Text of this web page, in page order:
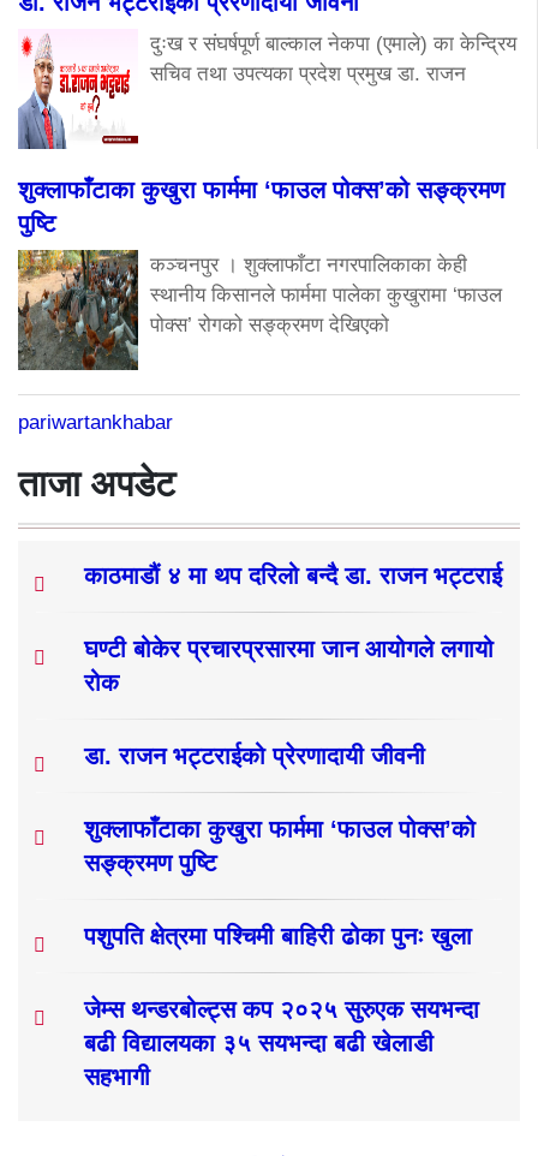
दुःख र संघर्षपूर्ण बाल्काल नेकपा (एमाले) का केन्द्रिय
सचिव तथा उपत्यका प्रदेश प्रमुख डा. राजन
शुक्लाफाँटाका कुखुरा फार्ममा ‘फाउल पोक्स’को सङ्क्रमण
पुष्टि
कञ्चनपुर । शुक्लाफाँटा नगरपालिकाका केही
स्थानीय किसानले फार्ममा पालेका कुखुरामा ‘फाउल
पोक्स’ रोगको सङ्क्रमण देखिएको
pariwartankhabar
ताजा अपडेट
काठमाडौं ४ मा थप दरिलो बन्दै डा. राजन भट्टराई
घण्टी बोकेर प्रचारप्रसारमा जान आयोगले लगायो
रोक
डा. राजन भट्टराईको प्रेरणादायी जीवनी
शुक्लाफाँटाका कुखुरा फार्ममा ‘फाउल पोक्स’को
सङ्क्रमण पुष्टि
पशुपति क्षेत्रमा पश्चिमी बाहिरी ढोका पुनः खुला
जेम्स थन्डरबोल्ट्स कप २०२५ सुरुएक सयभन्दा
बढी विद्यालयका ३५ सयभन्दा बढी खेलाडी
सहभागी